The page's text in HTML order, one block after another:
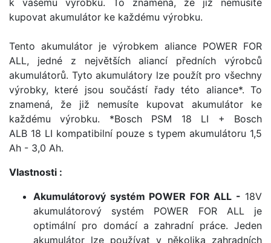
kupovat akumulátor ke každému výrobku.
Tento akumulátor je výrobkem aliance POWER FOR
ALL, jedné z největších aliancí předních výrobců
akumulátorů. Tyto akumulátory lze použít pro všechny
výrobky, které jsou součástí řady této aliance*. To
znamená, že již nemusíte kupovat akumulátor ke
každému výrobku. *Bosch PSM 18 LI + Bosch
ALB 18 LI kompatibilní pouze s typem akumulátoru 1,5
Ah - 3,0 Ah.
Vlastnosti :
Akumulátorový systém POWER FOR ALL - 18V
akumulátorový systém POWER FOR ALL je
optimální pro domácí a zahradní práce. Jeden
akumulátor lze používat v několika zahradních